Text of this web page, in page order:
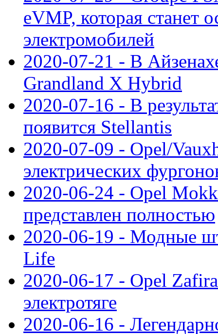
eVMP, которая станет
электромобилей
2020-07-21 - В
Grandland X Hybrid
2020-07-16 - В
появится Stellantis
2020-07-09 - Opel/
электрических
2020-06-24 - Opel
представлен полностью
2020-06-19 - Модные
Life
2020-06-17 - Opel
электротяге
2020-06-16 -